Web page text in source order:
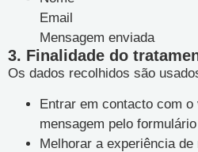
Email
Mensagem enviada
3. Finalidade do
Os dados recolhidos são
Entrar em contacto com
mensagem pelo formulário
Melhorar a experiência